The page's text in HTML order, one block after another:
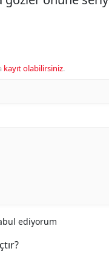
kayıt olabilirsiniz.
ediyorum